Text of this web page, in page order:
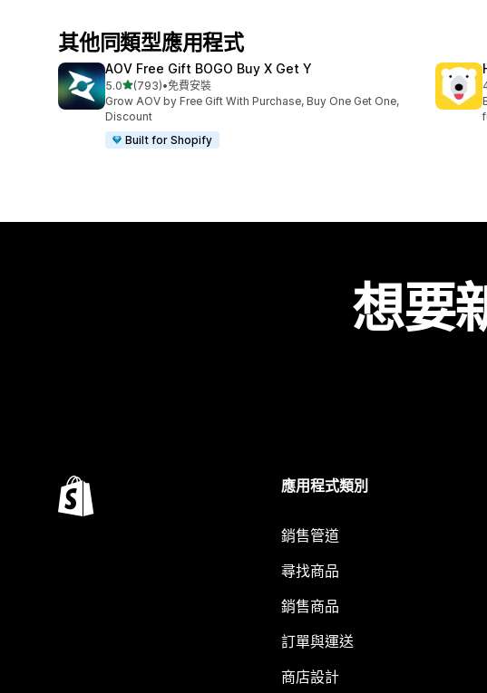
其他同類型應用程式
AOV Free Gift BOGO Buy X Get Y
5.0滿分 5 顆星
(793)
共有 793 則評價
•免費安裝
Grow AOV by Free Gift With Purchase, Buy One Get One,
Discount
Built for Shopify
想要
應用程式類別
銷售管道
尋找商品
銷售商品
訂單與運送
商店設計